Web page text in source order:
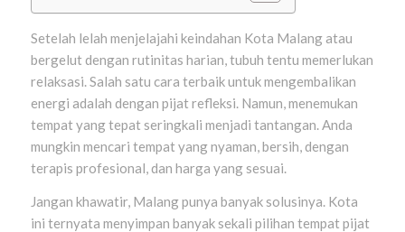
Setelah lelah menjelajahi keindahan Kota Malang atau
bergelut dengan rutinitas harian, tubuh tentu memerlukan
relaksasi. Salah satu cara terbaik untuk mengembalikan
energi adalah dengan pijat refleksi. Namun, menemukan
tempat yang tepat seringkali menjadi tantangan. Anda
mungkin mencari tempat yang nyaman, bersih, dengan
terapis profesional, dan harga yang sesuai.
Jangan khawatir, Malang punya banyak solusinya. Kota
ini ternyata menyimpan banyak sekali pilihan tempat pijat